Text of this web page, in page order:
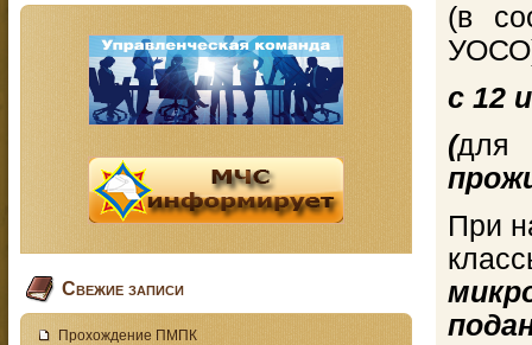
Свежие записи
Прохождение ПМПК
(в
с 12
(
При